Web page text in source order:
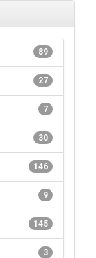
89
27
7
30
146
9
145
3